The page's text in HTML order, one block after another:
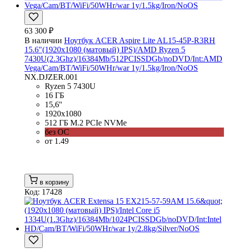
63 300 ₽
В наличии Ноутбук ACER Aspire Lite AL15-45P-R3RH
15.6"(1920x1080 (матовый) IPS)/AMD Ryzen 5
7430U(2.3Ghz)/16384Mb/512PCISSDGb/noDVD/Int:AMD
Vega/Cam/BT/WiFi/50WHr/war 1y/1.5kg/Iron/NoOS
NX.DJZER.001
Ryzen 5 7430U
16 ГБ
15,6''
1920x1080
512 ГБ M.2 PCIe NVMe
без ОС
от 1.49
в корзину
Код: 17428